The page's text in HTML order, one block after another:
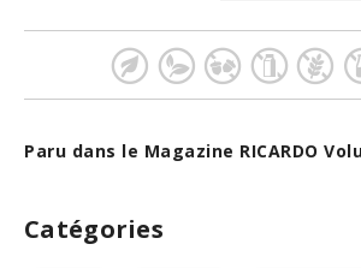
Paru dans le Magazine RICARDO
Catégories